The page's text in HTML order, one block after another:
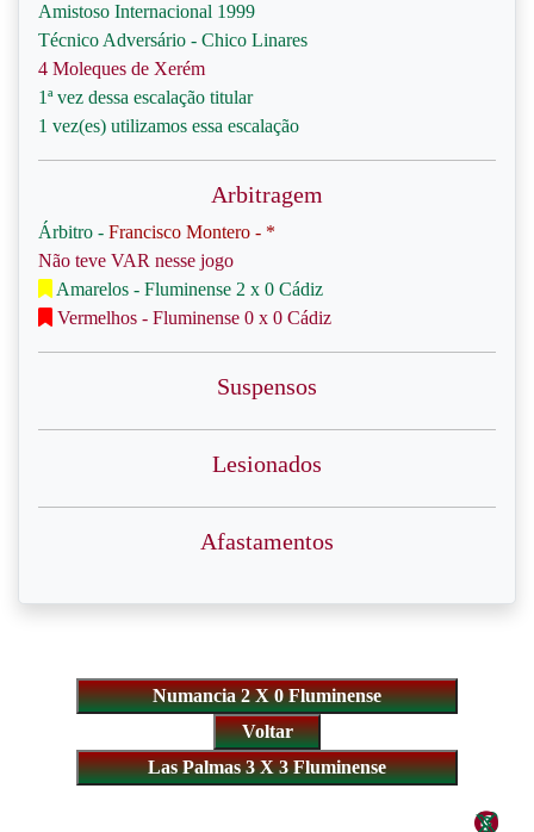
Amistoso Internacional 1999
Técnico Adversário - Chico Linares
4 Moleques de Xerém
1ª vez dessa escalação titular
1 vez(es) utilizamos essa escalação
Arbitragem
Árbitro - Francisco Montero - *
Não teve VAR nesse jogo
Amarelos - Fluminense 2 x 0 Cádiz
Vermelhos - Fluminense 0 x 0 Cádiz
Suspensos
Lesionados
Afastamentos